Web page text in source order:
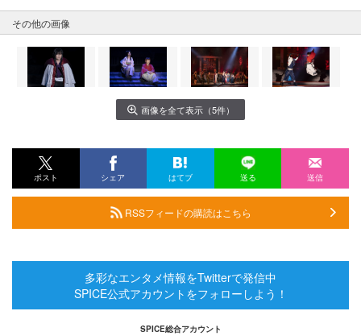
その他の画像
画像を全て表示（5件）
ポスト シェア はてブ 送る 送信
RSSフィードの購読はこちら
多彩なエンタメ情報をTwitterで発信中
SPICE公式アカウントをフォローしよう！
SPICE総合アカウント